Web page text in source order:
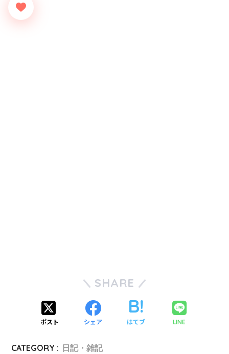
SHARE
ポスト シェア はてブ LINE
CATEGORY : 日記・雑記